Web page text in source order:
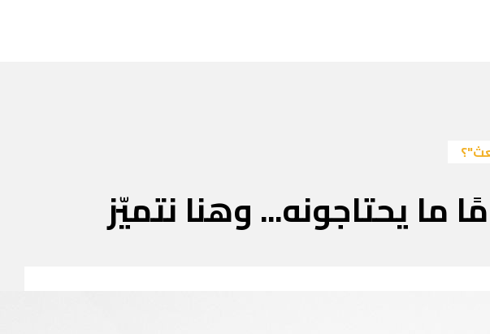
ما يحتاجونه... وهنا نتميّز